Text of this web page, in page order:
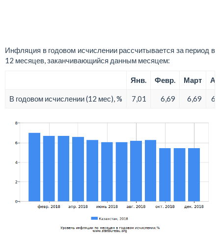
Инфляция в годовом исчислении рассчитывается за период в
12 месяцев, заканчивающийся данным месяцем:
Янв. Февр. Март
В годовом исчислении (12 мес), % 7,01 6,69 6,69